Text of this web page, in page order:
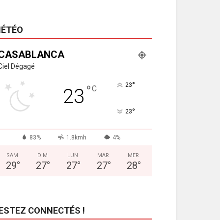
Dégagé
23 °C 23°
23°
83% 1.8kmh 4%
SAM
29°
DIM
27°
LUN
27°
MAR
27°
MER
28°
CONNECTÉS !